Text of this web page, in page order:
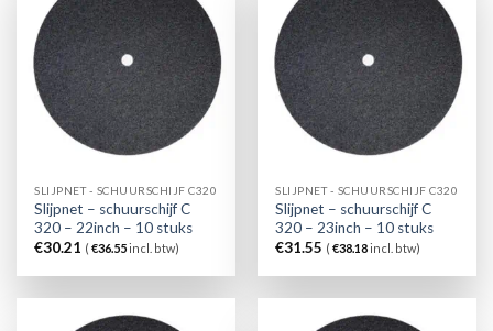
SLIJPNET - SCHUURSCHIJF C320
Slijpnet – schuurschijf C
320 – 22inch – 10 stuks
€30.21 (€36.55incl. btw)
SLIJPNET - SCHUURSCHIJF C320
Slijpnet – schuurschijf C
320 – 23inch – 10 stuks
€31.55 (€38.18incl. btw)